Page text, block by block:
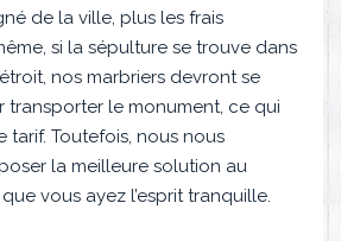
de la ville, plus les frais
si la sépulture se trouve dans
nos marbriers devront se
transporter le monument, ce qui
tarif. Toutefois, nous nous
la meilleure solution au
vous ayez l’esprit tranquille.